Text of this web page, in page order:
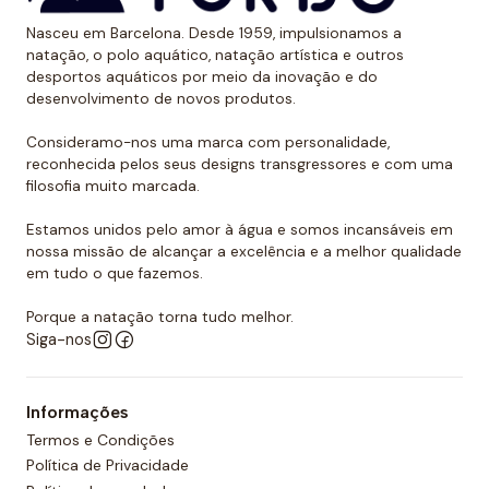
Também levamos em conta que o polo aquático é um
desporto de contato e constante agarrar e puxar. É
por isso que todas as nossas toucas de polo
aquático são feitas com costura dupla reforçada para
promover a sua resistência. É por todas essas razões
que podemos dizer que as toucas de polo aquático
Turbo são as mais resistentes do mercado.
Quer comprar um touca de polo
aquático?
Você já encontrou a loja onde pode comprar todos
os equipamentos necessários para o polo aquático,
todo de alta qualidade e garante as melhores
condições para a prática de qualquer desporto
aquático. Temos também uma grande variedade de
Nasceu em Barcelona. Desde 1959, impulsionamos a
natação, o polo aquático, natação artística e outros
desportos aquáticos por meio da inovação e do
desenvolvimento de novos produtos.
Consideramo-nos uma marca com personalidade,
reconhecida pelos seus designs transgressores e com uma
filosofia muito marcada.
Estamos unidos pelo amor à água e somos incansáveis em
nossa missão de alcançar a excelência e a melhor qualidade
em tudo o que fazemos.
Porque a natação torna tudo melhor.
Siga-nos
Informações
Termos e Condições
Política de Privacidade